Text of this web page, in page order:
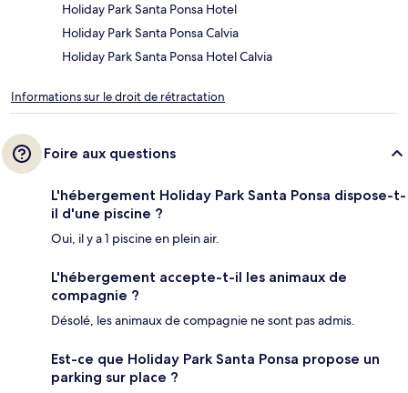
Holiday Park Santa Ponsa Hotel
Holiday Park Santa Ponsa Calvia
Holiday Park Santa Ponsa Hotel Calvia
Informations sur le droit de rétractation
Foire aux questions
L'hébergement Holiday Park Santa Ponsa dispose-t-
il d'une piscine ?
Oui, il y a 1 piscine en plein air.
L'hébergement accepte-t-il les animaux de
compagnie ?
Désolé, les animaux de compagnie ne sont pas admis.
Est-ce que Holiday Park Santa Ponsa propose un
parking sur place ?